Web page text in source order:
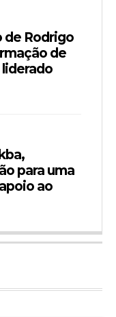
de Rodrigo
de
para uma
ao